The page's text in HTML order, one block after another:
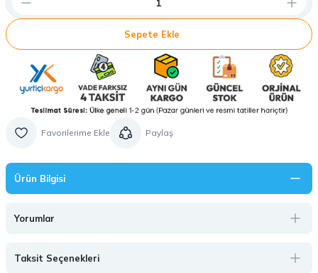
Sepete Ekle
Paylaş
Ürün Bilgisi
Yorumlar
Taksit Seçenekleri